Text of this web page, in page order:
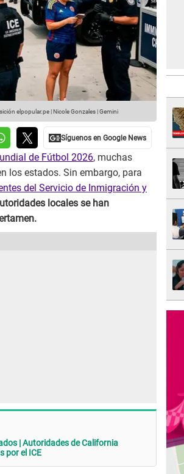
elpopular.pe | Nicole Gonzales | Gemini
de Fútbol 2026, muchas
los estados. Sin embargo, para
del Servicio de Inmigración y
locales se han
| Autoridades de California
por el ICE